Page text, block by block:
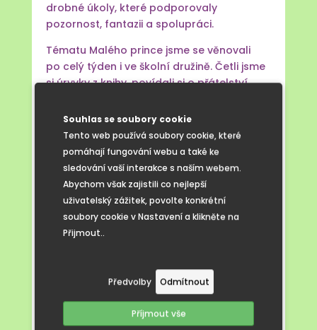
Souhlas se soubory cookie
Tento web používá soubory cookie, které
pomáhají fungování webu a také ke
sledování vaší interakce s naším webem.
Abychom však zajistili co nejlepší
uživatelský zážitek, povolte konkrétní
soubory cookie v Nastavení a klikněte na
Přijmout..
Předvolby Odmítnout
Příjmout vše
drobné úkoly, které podporovaly
pozornost, fantazii a spolupráci.
Tématu Malého prince jsme se věnovali
po celý týden i ve školní družině. Četli jsme
si úryvky z knihy, povídali si o přátelství
obrázky inspirované příběhem. Díky tomu
nebyla pro žáky návštěva výstavy jen
jednorázovým zážitkem, ale krásným
vyvrcholením celotýdenního objevování.